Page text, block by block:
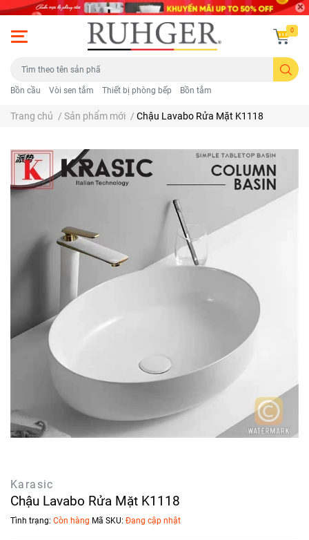
Bồn cầu Vòi sen tắm Thiết bị phòng bếp Bồn tắm
0
Trang chủ / Sản phẩm mới / Chậu Lavabo Rửa Mặt K1118
Karasic
Chậu Lavabo Rửa Mặt K1118
Tình trạng: Còn hàng Mã SKU: Đang cập nhật